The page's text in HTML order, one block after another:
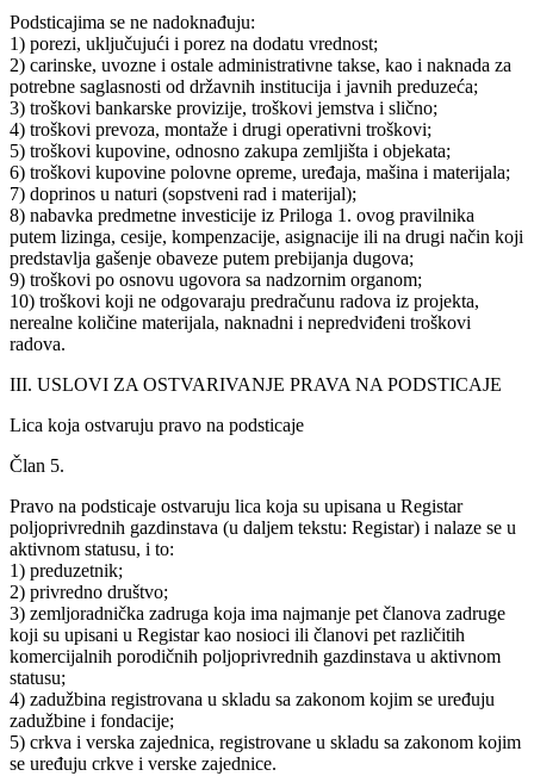
Podsticajima se ne nadoknađuju:
1) porezi, uključujući i porez na dodatu vrednost;
2) carinske, uvozne i ostale administrativne takse, kao i naknada za
potrebne saglasnosti od državnih institucija i javnih preduzeća;
3) troškovi bankarske provizije, troškovi jemstva i slično;
4) troškovi prevoza, montaže i drugi operativni troškovi;
5) troškovi kupovine, odnosno zakupa zemljišta i objekata;
6) troškovi kupovine polovne opreme, uređaja, mašina i materijala;
7) doprinos u naturi (sopstveni rad i materijal);
8) nabavka predmetne investicije iz Priloga 1. ovog pravilnika
putem lizinga, cesije, kompenzacije, asignacije ili na drugi način koji
predstavlja gašenje obaveze putem prebijanja dugova;
9) troškovi po osnovu ugovora sa nadzornim organom;
10) troškovi koji ne odgovaraju predračunu radova iz projekta,
nerealne količine materijala, naknadni i nepredviđeni troškovi
radova.
III. USLOVI ZA OSTVARIVANJE PRAVA NA PODSTICAJE
Lica koja ostvaruju pravo na podsticaje
Član 5.
Pravo na podsticaje ostvaruju lica koja su upisana u Registar
poljoprivrednih gazdinstava (u daljem tekstu: Registar) i nalaze se u
aktivnom statusu, i to:
1) preduzetnik;
2) privredno društvo;
3) zemljoradnička zadruga koja ima najmanje pet članova zadruge
koji su upisani u Registar kao nosioci ili članovi pet različitih
komercijalnih porodičnih poljoprivrednih gazdinstava u aktivnom
statusu;
4) zadužbina registrovana u skladu sa zakonom kojim se uređuju
zadužbine i fondacije;
5) crkva i verska zajednica, registrovane u skladu sa zakonom kojim
se uređuju crkve i verske zajednice.